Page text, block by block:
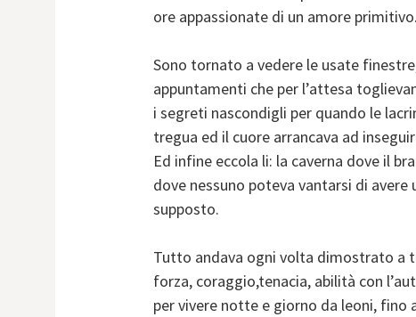
ore appassionate di un amore primitivo.
Sono tornato a vedere le usate
appuntamenti che per l’attesa
i segreti nascondigli per quando le
tregua ed il cuore arrancava ad
Ed infine eccola li: la caverna dove il
dove nessuno poteva vantarsi di
supposto.
Tutto andava ogni volta dimostrato a
forza, coraggio,tenacia, abilità con
per vivere notte e giorno da leoni, fino